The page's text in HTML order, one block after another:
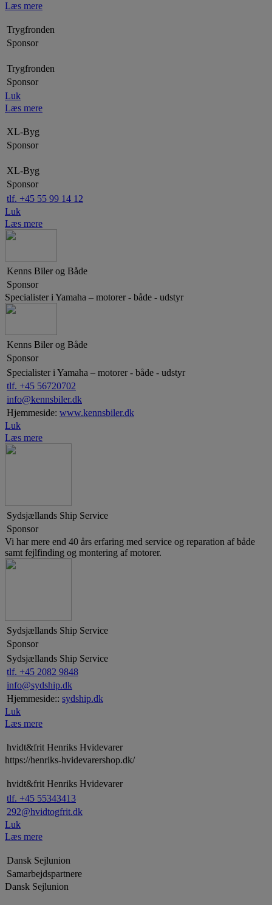
Læs mere
Trygfronden
Sponsor
Trygfronden
Sponsor
Luk
Læs mere
XL-Byg
Sponsor
XL-Byg
Sponsor
tlf. +45 55 99 14 12
Luk
Læs mere
Kenns Biler og Både
Sponsor
Specialister i Yamaha – motorer - både - udstyr
Kenns Biler og Både
Sponsor
Specialister i Yamaha – motorer - både - udstyr
tlf. +45 56720702
info@kennsbiler.dk
Hjemmeside: www.kennsbiler.dk
Luk
Læs mere
Sydsjællands Ship Service
Sponsor
Vi har mere end 40 års erfaring med service og reparation af både
samt fejlfinding og montering af motorer.
Sydsjællands Ship Service
Sponsor
Sydsjællands Ship Service
tlf. +45 2082 9848
info@sydship.dk
Hjemmeside:: sydship.dk
Luk
Læs mere
hvidt&frit Henriks Hvidevarer
https://henriks-hvidevarershop.dk/
hvidt&frit Henriks Hvidevarer
tlf. +45 55343413
292@hvidtogfrit.dk
Luk
Læs mere
Dansk Sejlunion
Samarbejdspartnere
Dansk Sejlunion